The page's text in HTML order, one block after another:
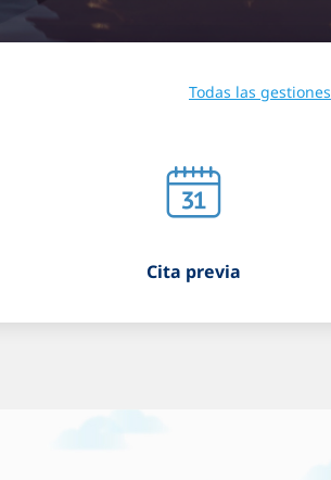
Todas las gestiones
Cita previa